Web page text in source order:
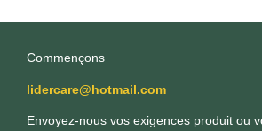
Commençons
lidercare@hotmail.com
Envoyez-nous vos exigences produit ou